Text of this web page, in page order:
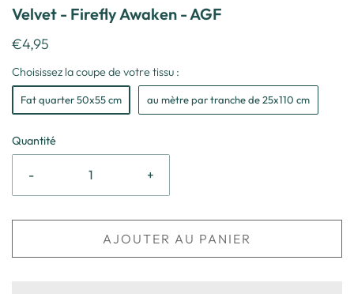
Velvet - Firefly Awaken - AGF
€4,95
Choisissez la coupe de votre tissu :
Fat quarter 50x55 cm au mètre par tranche de 25x110 cm
Quantité
- +
AJOUTER AU PANIER